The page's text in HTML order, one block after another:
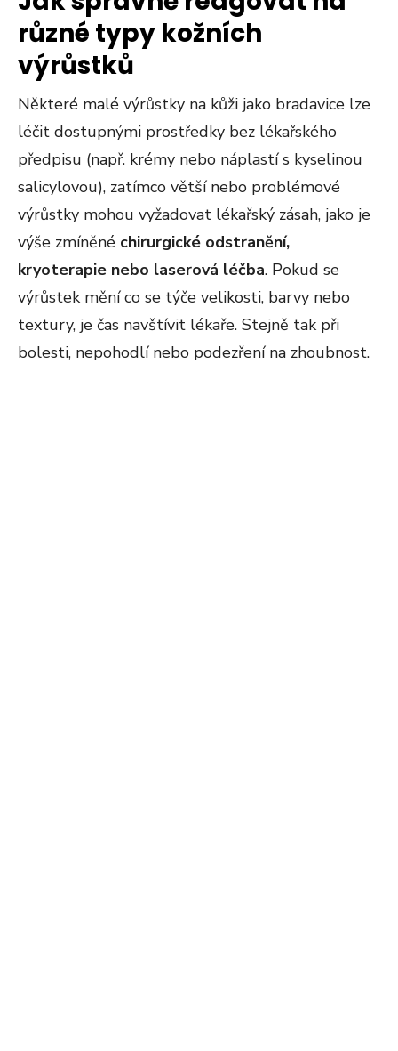
různé typy kožních
výrůstků
Některé malé výrůstky na kůži jako bradavice lze
léčit dostupnými prostředky bez lékařského
předpisu (např. krémy nebo náplastí s kyselinou
salicylovou), zatímco větší nebo problémové
výrůstky mohou vyžadovat lékařský zásah, jako je
výše zmíněné chirurgické odstranění,
kryoterapie nebo laserová léčba. Pokud se
výrůstek mění co se týče velikosti, barvy nebo
textury, je čas navštívit lékaře. Stejně tak při
bolesti, nepohodlí nebo podezření na zhoubnost.